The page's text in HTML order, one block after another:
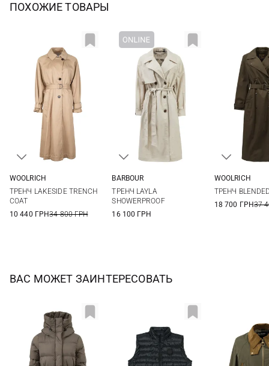
ПОХОЖИЕ ТОВАРЫ
WOOLRICH
ТРЕНЧ LAKESIDE TRENCH
COAT
10 440 ГРН34 800 ГРН
BARBOUR
ТРЕНЧ LAYLA
SHOWERPROOF
16 100 ГРН
WOOLRICH
ТРЕНЧ
18 700 ГРН37
ВАС МОЖЕТ ЗАИНТЕРЕСОВАТЬ